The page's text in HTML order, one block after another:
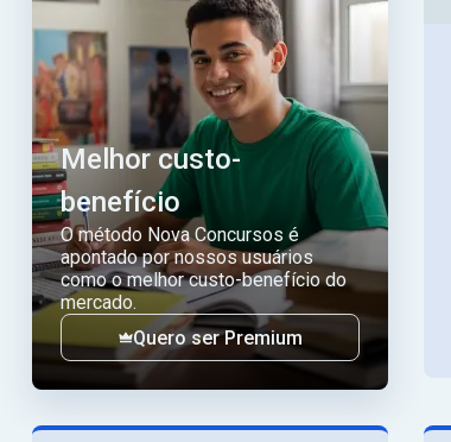
Melhor custo-
benefício
O método Nova Concursos é
apontado por nossos usuários
como o melhor custo-benefício do
mercado.
Quero ser Premium